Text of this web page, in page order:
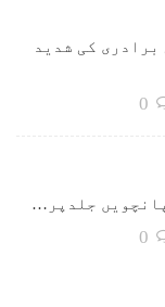
کی شدید
جلدپر…